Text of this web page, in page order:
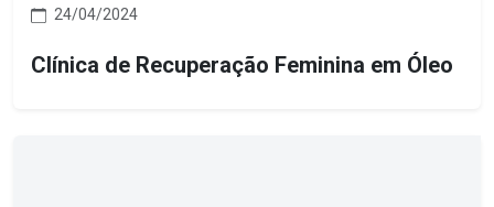
24/04/2024
Clínica de Recuperação Feminina em Óleo